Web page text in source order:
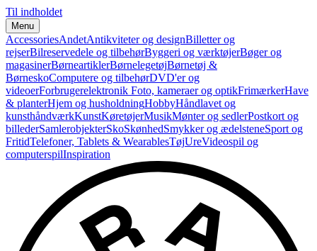
Til indholdet
Menu
AccessoriesAndetAntikviteter og designBilletter og
rejserBilreservedele og tilbehørByggeri og værktøjerBøger og
magasinerBørneartiklerBørnelegetøjBørnetøj &
BørneskoComputere og tilbehørDVD'er og
videoerForbrugerelektronik Foto, kameraer og optikFrimærkerHave
& planterHjem og husholdningHobbyHåndlavet og
kunsthåndværkKunstKøretøjerMusikMønter og sedlerPostkort og
billederSamlerobjekterSkoSkønhedSmykker og ædelsteneSport og
FritidTelefoner, Tablets & WearablesTøjUreVideospil og
computerspilInspiration